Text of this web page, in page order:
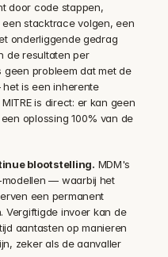
door code stappen,
stacktrace volgen, een
onderliggende gedrag
de resultaten per
geen probleem dat met de
is een inherente
is direct: er kan geen
oplossing 100% van de
blootstelling. MDM's
modellen — waarbij het
een permanent
Vergiftigde invoer kan de
aantasten op manieren
zeker als de aanvaller